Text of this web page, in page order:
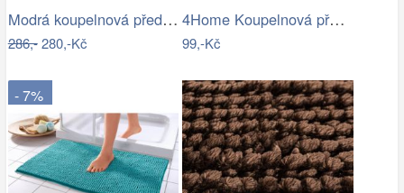
Modrá koupelnová předložka se srdíčkem …
286,-280,-Kč
4Home Koupelnová předložka Infinity, 50…
99,-Kč
- 7%